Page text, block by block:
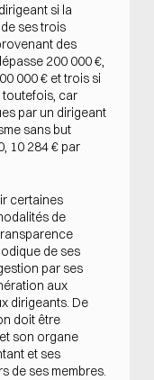
si la
ses trois
des
200 000 €,
000 € et trois si
toutefois, car
par un dirigeant
sans but
10 284 € par
certaines
de
de ses
par ses
aux
dirigeants. De
doit être
son organe
et ses
de ses membres.